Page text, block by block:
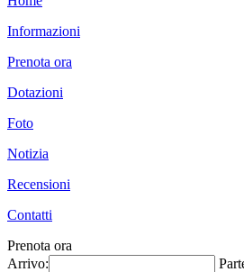
Informazioni
Prenota ora
Dotazioni
Foto
Notizia
Recensioni
Contatti
Prenota ora
Arrivo: